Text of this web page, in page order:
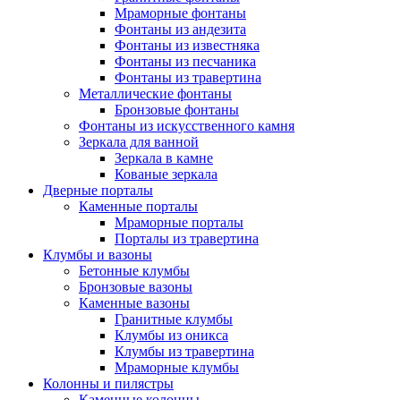
Мраморные фонтаны
Фонтаны из андезита
Фонтаны из известняка
Фонтаны из песчаника
Фонтаны из травертина
Металлические фонтаны
Бронзовые фонтаны
Фонтаны из искусственного камня
Зеркала для ванной
Зеркала в камне
Кованые зеркала
Дверные порталы
Каменные порталы
Мраморные порталы
Порталы из травертина
Клумбы и вазоны
Бетонные клумбы
Бронзовые вазоны
Каменные вазоны
Гранитные клумбы
Клумбы из оникса
Клумбы из травертина
Мраморные клумбы
Колонны и пилястры